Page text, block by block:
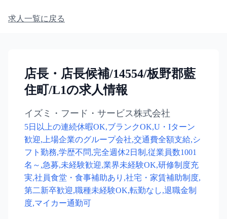
求人一覧に戻る
店長・店長候補/14554/板野郡藍
住町/L1の求人情報
イズミ・フード・サービス株式会社
5日以上の連続休暇OK,ブランクOK,U・Iターン
歓迎,上場企業のグループ会社,交通費全額支給,シ
フト勤務,学歴不問,完全週休2日制,従業員数1001
名～,急募,未経験歓迎,業界未経験OK,研修制度充
実,社員食堂・食事補助あり,社宅・家賃補助制度,
第二新卒歓迎,職種未経験OK,転勤なし,退職金制
度,マイカー通勤可